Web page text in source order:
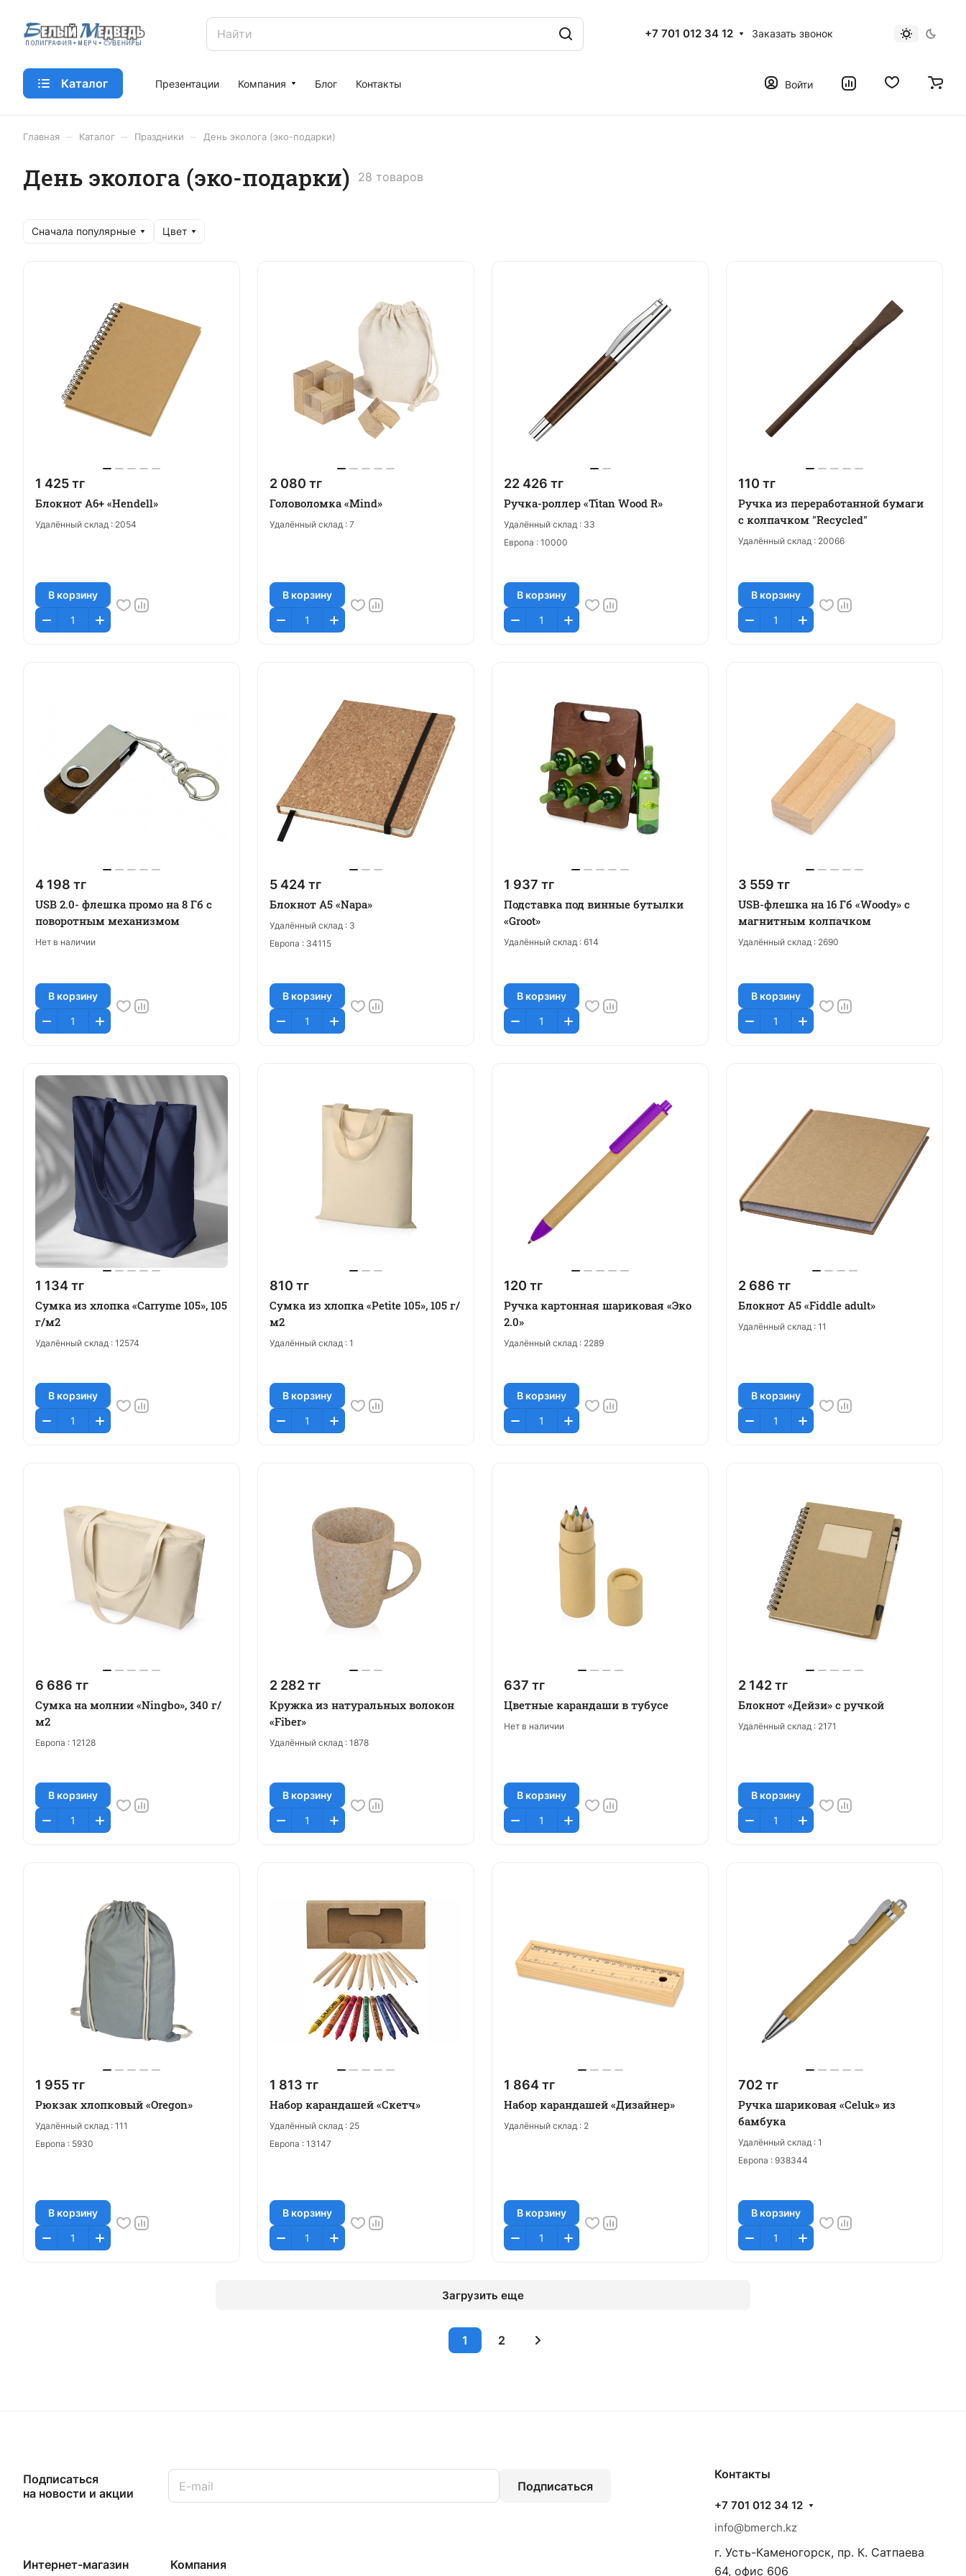
+7 701 012 34 12 Заказать звонок
Каталог Презентации Компания Блог Контакты Войти
Главная Каталог Праздники День эколога (эко-подарки)
День эколога (эко-подарки) 28 товаров
Сначала популярные Цвет
1 425 тг
Блокнот А6+ «Hendell»
Удалённый склад : 2054
В корзину
2 080 тг
Головоломка «Mind»
Удалённый склад : 7
В корзину
22 426 тг
Ручка-роллер «Titan Wood R»
Удалённый склад : 33
Европа : 10000
В корзину
110 тг
Ручка из переработанной бумаги
с колпачком "Recycled"
Удалённый склад : 20066
В корзину
4 198 тг
USB 2.0- флешка промо на 8 Гб с
поворотным механизмом
Нет в наличии
В корзину
5 424 тг
Блокнот А5 «Napa»
Удалённый склад : 3
Европа : 34115
В корзину
1 937 тг
Подставка под винные бутылки
«Groot»
Удалённый склад : 614
В корзину
3 559 тг
USB-флешка на 16 Гб «Woody» с
магнитным колпачком
Удалённый склад : 2690
В корзину
1 134 тг
Сумка из хлопка «Carryme 105», 105
г/м2
Удалённый склад : 12574
В корзину
810 тг
Сумка из хлопка «Petite 105», 105 г/
м2
Удалённый склад : 1
В корзину
120 тг
Ручка картонная шариковая «Эко
2.0»
Удалённый склад : 2289
В корзину
2 686 тг
Блокнот А5 «Fiddle adult»
Удалённый склад : 11
В корзину
6 686 тг
Сумка на молнии «Ningbo», 340 г/
м2
Европа : 12128
В корзину
2 282 тг
Кружка из натуральных волокон
«Fiber»
Удалённый склад : 1878
В корзину
637 тг
Цветные карандаши в тубусе
Нет в наличии
В корзину
2 142 тг
Блокнот «Дейзи» с ручкой
Удалённый склад : 2171
В корзину
1 955 тг
Рюкзак хлопковый «Oregon»
Удалённый склад : 111
Европа : 5930
В корзину
1 813 тг
Набор карандашей «Скетч»
Удалённый склад : 25
Европа : 13147
В корзину
1 864 тг
Набор карандашей «Дизайнер»
Удалённый склад : 2
В корзину
702 тг
Ручка шариковая «Celuk» из
бамбука
Удалённый склад : 1
Европа : 938344
В корзину
Загрузить еще
1 2
Подписаться
на новости и акции
Подписаться
Интернет-магазин Компания
Контакты
+7 701 012 34 12
info@bmerch.kz
г. Усть-Каменогорск, пр. К. Сатпаева
64, офис 606